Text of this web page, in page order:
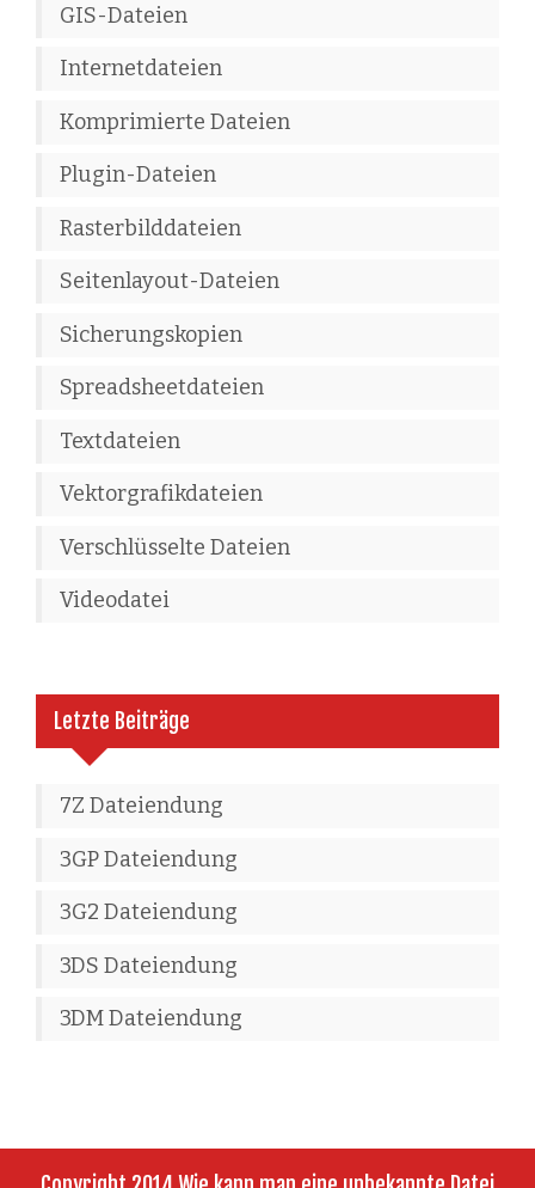
GIS-Dateien
Internetdateien
Komprimierte Dateien
Plugin-Dateien
Rasterbilddateien
Seitenlayout-Dateien
Sicherungskopien
Spreadsheetdateien
Textdateien
Vektorgrafikdateien
Verschlüsselte Dateien
Videodatei
Letzte Beiträge
7Z Dateiendung
3GP Dateiendung
3G2 Dateiendung
3DS Dateiendung
3DM Dateiendung